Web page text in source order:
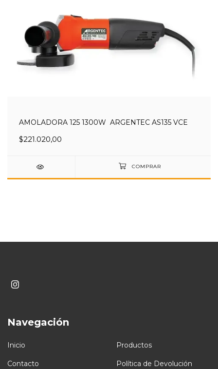
AMOLADORA 125 1300W ARGENTEC AS135 VCE
$221.020,00
Navegación
Inicio Productos
Contacto Política de Devolución